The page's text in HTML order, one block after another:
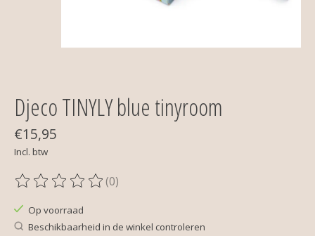
Djeco TINYLY blue tinyroom
€15,95
Incl. btw
De beoordeling van dit product is
(0)
Op voorraad
Beschikbaarheid in de winkel controleren